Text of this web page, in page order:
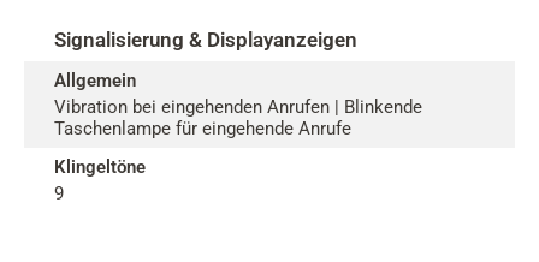
Signalisierung & Displayanzeigen
Allgemein
Vibration bei eingehenden Anrufen | Blinkende
Taschenlampe für eingehende Anrufe
Klingeltöne
9